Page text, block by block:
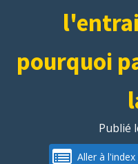
pourquoi
Publié
Aller à